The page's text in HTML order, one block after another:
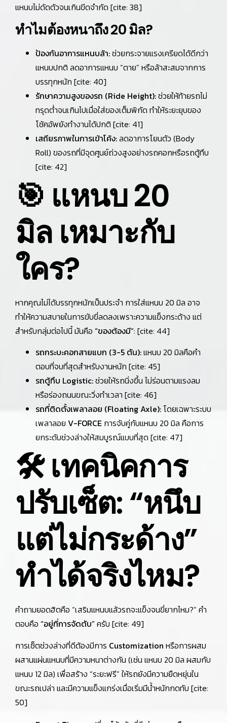
แหนบไม่ดัดตัวจนเกินขีดจำกัด [cite: 38]
ทำไมต้องหนาถึง 20 มิล?
ป้องกันอาการแหนบล้า:ช่วยกระจายแรงเครียดได้ดีกว่า
แหนบปกติ ลดอาการแหนบ “ตาย” หรือล้าสะสมจากการ
บรรทุกหนัก [cite: 40]
รักษาความสูงของรถ (Ride Height):ช่วยให้ท้ายรถไม่
ทรุดต่ำจนเกินไปเมื่อใส่ของเต็มพิกัด ทำให้ระยะยุบของ
โช้คอัพยังทำงานได้ปกติ [cite: 41]
เสถียรภาพในการเข้าโค้ง:ลดอาการโยนตัว (Body
Roll) ของรถที่มีจุดศูนย์ถ่วงสูงอย่างรถคอกหรือรถตู้ทึบ
[cite: 42]
🎯 แหนบ 20
มิล เหมาะกับ
ใคร?
หากคุณไม่ได้บรรทุกหนักเป็นประจำ การใส่แหนบ 20 มิล อาจ
ทำให้ความสบายในการขับขี่ลดลงเพราะความแข็งกระด้าง แต่
สำหรับกลุ่มต่อไปนี้ มันคือ “ของต้องมี”: [cite: 44]
รถกระบะคอกสายแบก (3-5 ตัน):แหนบ 20 มิลคือคำ
ตอบที่จบที่สุดสำหรับงานหนัก [cite: 45]
รถตู้ทึบ Logistic:ช่วยให้รถนิ่งขึ้น ไม่ร่อนตามแรงลม
หรือร่องถนนขณะวิ่งทำเวลา [cite: 46]
รถที่ติดตั้งเพลาลอย (Floating Axle): โดยเฉพาะระบบ
เพลาลอย V-FORCE การจับคู่กับแหนบ 20 มิล คือการ
ยกระดับช่วงล่างให้สมบูรณ์แบบที่สุด [cite: 47]
🛠️ เทคนิคการ
ปรับเซ็ต: “หนึบ
แต่ไม่กระด้าง”
ทำได้จริงไหม?
คำถามยอดฮิตคือ “เสริมแหนบแล้วรถจะแข็งจนขี่ยากไหม?” คำ
ตอบคือ “อยู่ที่การจัดตับ”ครับ [cite: 49]
การเซ็ตช่วงล่างที่ดีต้องมีการ Customization หรือการผสม
ผสานแผ่นแหนบที่มีความหนาต่างกัน (เช่น แหนบ 20 มิล ผสมกับ
แหนบ 12 มิล) เพื่อสร้าง “ระยะฟรี” ให้รถยังมีความยืดหยุ่นใน
ขณะรถเปล่า และมีความแข็งแกร่งเมื่อเริ่มมีน้ำหนักกดทับ [cite:
50]